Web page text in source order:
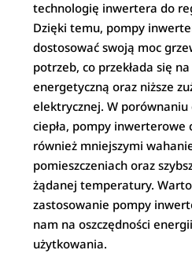
technologię inwertera do
Dzięki temu, pompy
dostosować swoją moc
potrzeb, co przekłada się
energetyczną oraz niższe
elektrycznej. W
ciepła, pompy inwerterowe
również mniejszymi
pomieszczeniach oraz
żądanej temperatury.
zastosowanie pompy
nam na oszczędności
użytkowania.